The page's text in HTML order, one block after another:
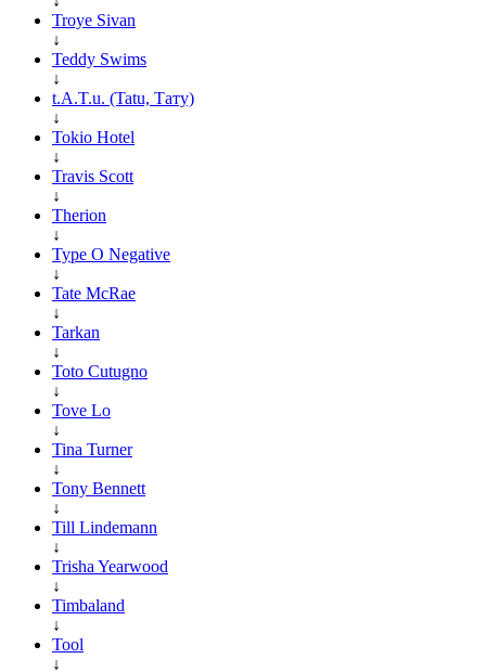
Troye Sivan
↓
Teddy Swims
↓
t.A.T.u. (Tatu, Тату)
↓
Tokio Hotel
↓
Travis Scott
↓
Therion
↓
Type O Negative
↓
Tate McRae
↓
Tarkan
↓
Toto Cutugno
↓
Tove Lo
↓
Tina Turner
↓
Tony Bennett
↓
Till Lindemann
↓
Trisha Yearwood
↓
Timbaland
↓
Tool
↓